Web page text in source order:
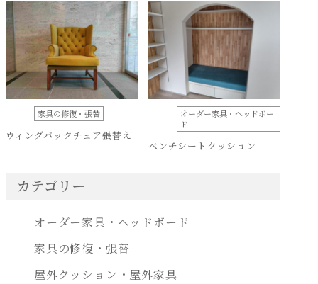
家具の修復・張替
ウィングバックチェア張替え
オーダー家具・ヘッドボー
ド
ベンチシートクッション
カテゴリー
オーダー家具・ヘッドボード
家具の修復・張替
屋外クッション・屋外家具